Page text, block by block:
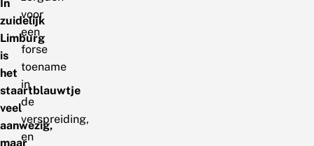
In
zuidelijk
Limburg
is
het
staartblauwtje
veel
aanwezig,
maar
voor
een
forse
toename
in
de
verspreiding,
en